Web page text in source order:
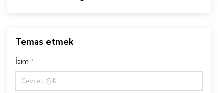
Temas etmek
İsim